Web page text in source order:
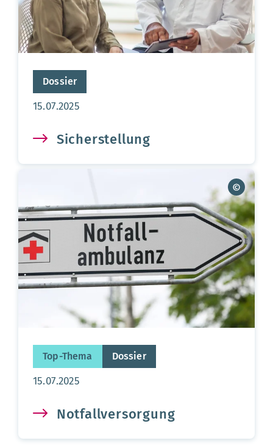
Dossier
Aktualisierungsdatum:
15.07.2025
Sicherstellung
Top-Thema Dossier
Aktualisierungsdatum:
15.07.2025
Notfallversorgung